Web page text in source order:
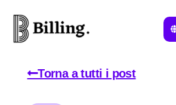
Torna a tutti i post